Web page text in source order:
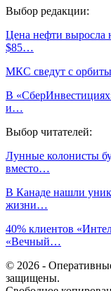
Выбор редакции:
Цена нефти выросла
$85…
МКС сведут с
В
и…
Выбор читателей:
Лунные колонисты
вместо…
В Канаде нашли
жизни…
40% клиентов
«Вечный…
© 2026 -
защищены.